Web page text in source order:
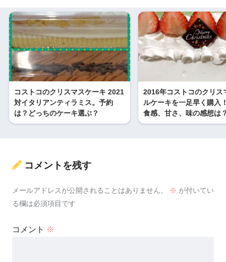
コストコのクリスマスケーキ 2021
対イタリアンティラミス。予約
は？どっちのケーキ選ぶ？
2016年コストコのクリス
ルケーキを一足早く購入
食感、甘さ、味の感想は
コメントを残す
メールアドレスが公開されることはありません。 ※ が付いてい
る欄は必須項目です
コメント ※